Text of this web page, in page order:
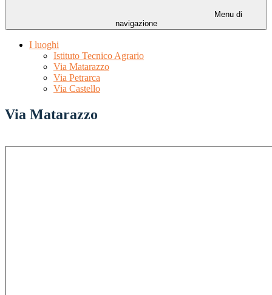
Menu di
navigazione
I luoghi
Istituto Tecnico Agrario
Via Matarazzo
Via Petrarca
Via Castello
Via Matarazzo